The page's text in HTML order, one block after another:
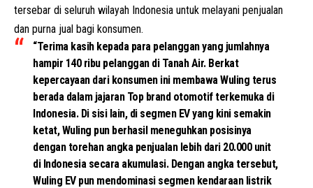
tersebar di seluruh wilayah Indonesia untuk melayani penjualan
dan purna jual bagi konsumen.
“Terima kasih kepada para pelanggan yang jumlahnya
hampir 140 ribu pelanggan di Tanah Air. Berkat
kepercayaan dari konsumen ini membawa Wuling terus
berada dalam jajaran Top brand otomotif terkemuka di
Indonesia. Di sisi lain, di segmen EV yang kini semakin
ketat, Wuling pun berhasil meneguhkan posisinya
dengan torehan angka penjualan lebih dari 20.000 unit
di Indonesia secara akumulasi. Dengan angka tersebut,
Wuling EV pun mendominasi segmen kendaraan listrik